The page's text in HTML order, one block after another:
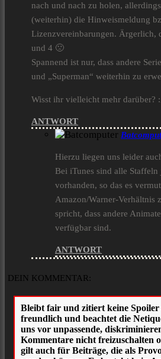
nach und nach zu holen,
(weiterhin) die Hinweismeldung
Lizenzvereinbarungen. Ärgerlich,
und 4 🙁
Spannend ist nur, dass andere
und „Superman“ weiterhin zu
Wisst ihr vielleicht mehr darüber?
ANTWORT
Hierzu liegen uns leider
Bei iTunes sind alle
vorhanden, so das es
Amazon/Warner-Verhältnis
spricht, dass andere
verfügbar sind.
ANTWORT
DEIN KOMMENTAR: